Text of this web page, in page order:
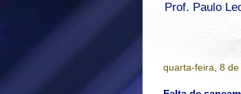
Prof. Paulo
quarta-feira, 8